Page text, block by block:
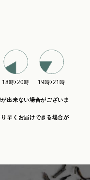
出来ない場合がございま
早くお届けできる場合が